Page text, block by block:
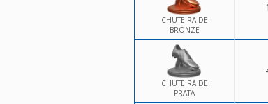
CHUTEIRA DE
BRONZE
CHUTEIRA DE
PRATA